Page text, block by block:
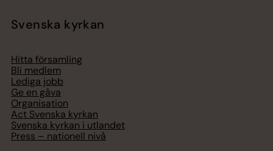
Svenska kyrkan
Hitta församling
Bli medlem
Lediga jobb
Ge en gåva
Organisation
Act Svenska kyrkan
Svenska kyrkan i utlandet
Press – nationell nivå